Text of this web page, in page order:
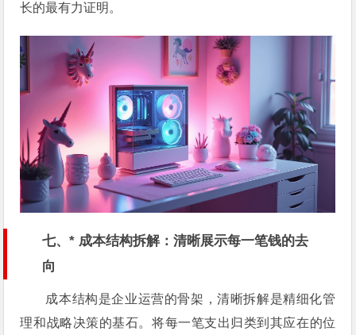
长的最有力证明。
七、* 成本结构拆解：清晰展示每一笔钱的去
向
成本结构是企业运营的骨架，清晰拆解是精细化管
理和战略决策的基石。将每一笔支出归类到其应在的位